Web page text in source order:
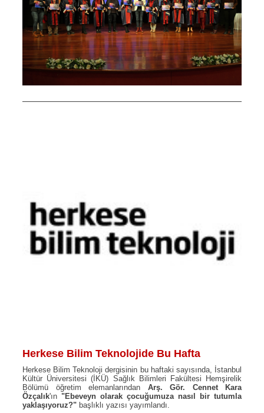
Herkese Bilim Teknolojide Bu Hafta
Herkese Bilim Teknoloji dergisinin bu haftaki sayısında, İstanbul
Kültür Üniversitesi (İKÜ) Sağlık Bilimleri Fakültesi Hemşirelik
Bölümü öğretim elemanlarından Arş. Gör. Cennet Kara
Özçalık'ın "Ebeveyn olarak çocuğumuza nasıl bir tutumla
yaklaşıyoruz?" başlıklı yazısı yayımlandı.